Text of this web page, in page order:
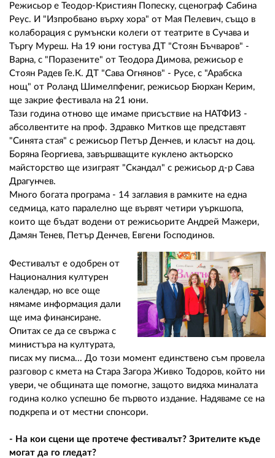
Режисьор е Теодор-Кристиян Попеску, сценограф Сабина
Реус. И "Изпробвано върху хора" от Мая Пелевич, също в
колаборация с румънски колеги от театрите в Сучава и
Търгу Муреш. На 19 юни гостува ДТ "Стоян Бъчваров" -
Варна, с "Поразените" от Теодора Димова, режисьор е
Стоян Радев Ге.К. ДТ "Сава Огнянов" - Русе, с "Арабска
нощ" от Роланд Шимелпфениг, режисьор Бюрхан Керим,
ще закрие фестивала на 21 юни.
Тази година отново ще имаме присъствие на НАТФИЗ -
абсолвентите на проф. Здравко Митков ще представят
"Синята стая" с режисьор Петър Денчев, и класът на доц.
Боряна Георгиева, завършващите куклено актьорско
майсторство ще изиграят "Скандал" с режисьор д-р Сава
Драгунчев.
Много богата програма - 14 заглавия в рамките на една
седмица, като паралелно ще вървят четири уъркшопа,
които ще бъдат водени от режисьорите Андрей Мажери,
Дамян Тенев, Петър Денчев, Евгени Господинов.
Фестивалът е одобрен от
Националния културен
календар, но все още
нямаме информация дали
ще има финансиране.
Опитах се да се свържа с
министъра на културата,
писах му писма... До този момент единствено съм провела
разговор с кмета на Стара Загора Живко Тодоров, който ни
увери, че общината ще помогне, защото видяха миналата
година колко успешно бе първото издание. Надяваме се на
подкрепа и от местни спонсори.
- На кои сцени ще протече фестивалът? Зрителите къде
могат да го гледат?